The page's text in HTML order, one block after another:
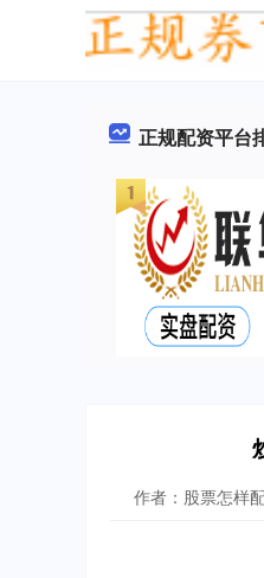
正规配资平台
作者：股票怎样